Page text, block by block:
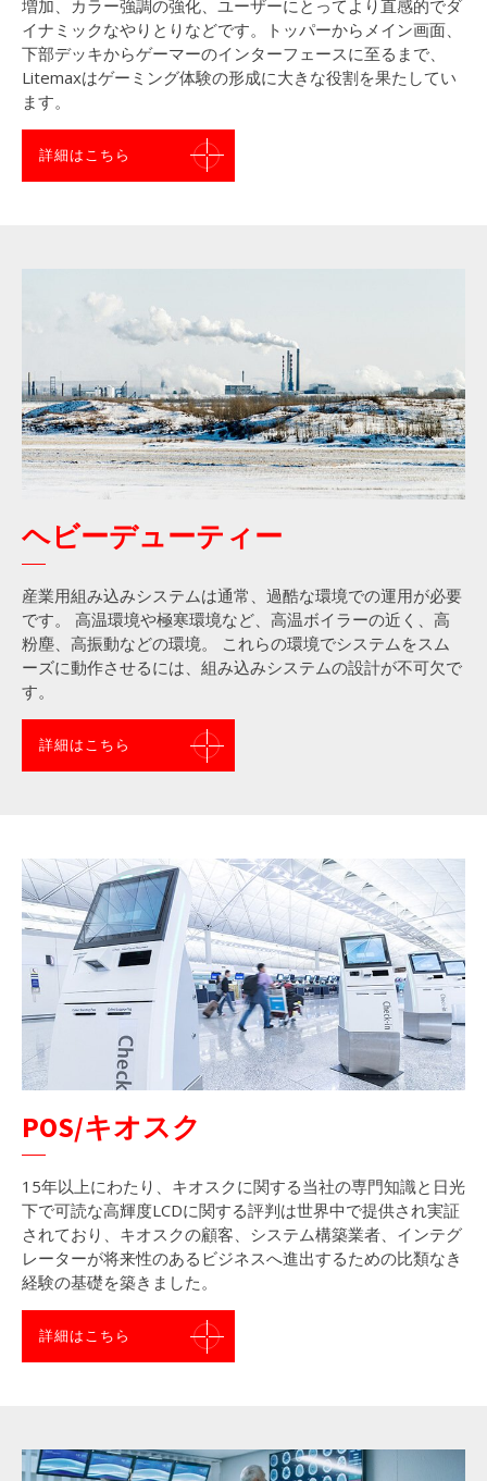
増加、カラー強調の強化、ユーザーにとってより直感的でダ
イナミックなやりとりなどです。トッパーからメイン画面、
下部デッキからゲーマーのインターフェースに至るまで、
Litemaxはゲーミング体験の形成に大きな役割を果たしてい
ます。
詳細はこちら
ヘビーデューティー
産業用組み込みシステムは通常、過酷な環境での運用が必要
です。 高温環境や極寒環境など、高温ボイラーの近く、高
粉塵、高振動などの環境。 これらの環境でシステムをスム
ーズに動作させるには、組み込みシステムの設計が不可欠で
す。
詳細はこちら
POS/キオスク
15年以上にわたり、キオスクに関する当社の専門知識と日光
下で可読な高輝度LCDに関する評判は世界中で提供され実証
されており、キオスクの顧客、システム構築業者、インテグ
レーターが将来性のあるビジネスへ進出するための比類なき
経験の基礎を築きました。
詳細はこちら